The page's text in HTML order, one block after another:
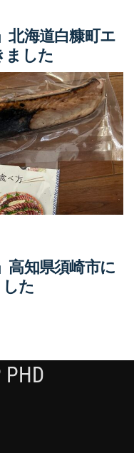
北海道白糠町エ
ました
高知県須崎市に
た
PHD